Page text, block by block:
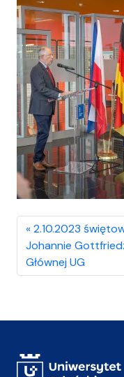
2.10.2023
Johannie
Głównej UG